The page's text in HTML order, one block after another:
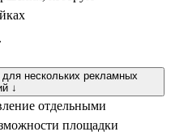
нескольких рекламных
↓
отдельными
площадки